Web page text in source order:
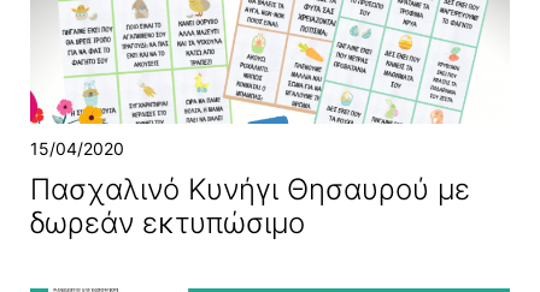
15/04/2020
Πασχαλινό Κυνήγι Θησαυρού με
δωρεάν εκτυπώσιμο